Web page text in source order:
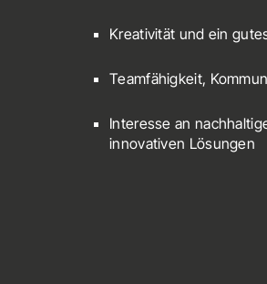
Kreativität und ein
Teamfähigkeit,
Interesse an
innovativen Lösungen